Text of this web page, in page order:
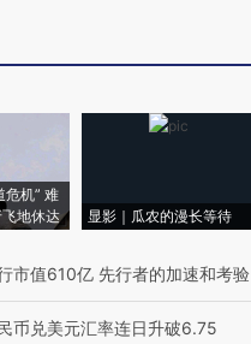
危机” 难
地休达
显影｜瓜农的漫长等待
市值610亿 先行者的加速和考验
币兑美元汇率连日升破6.75